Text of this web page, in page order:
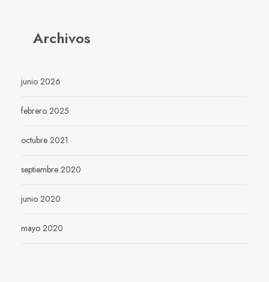
Archivos
junio 2026
febrero 2025
octubre 2021
septiembre 2020
junio 2020
mayo 2020